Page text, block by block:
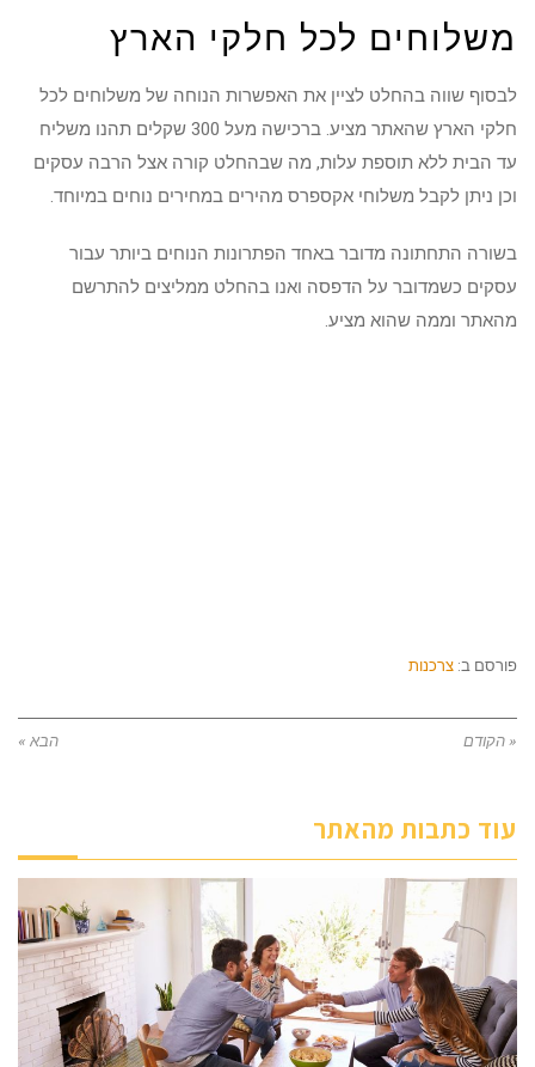
משלוחים לכל חלקי הארץ
לבסוף שווה בהחלט לציין את האפשרות הנוחה של משלוחים לכל
חלקי הארץ שהאתר מציע. ברכישה מעל 300 שקלים תהנו משליח
עד הבית ללא תוספת עלות, מה שבהחלט קורה אצל הרבה עסקים
וכן ניתן לקבל משלוחי אקספרס מהירים במחירים נוחים במיוחד.
בשורה התחתונה מדובר באחד הפתרונות הנוחים ביותר עבור
עסקים כשמדובר על הדפסה ואנו בהחלט ממליצים להתרשם
מהאתר וממה שהוא מציע.
פורסם ב: צרכנות
« הקודם הבא »
עוד כתבות מהאתר